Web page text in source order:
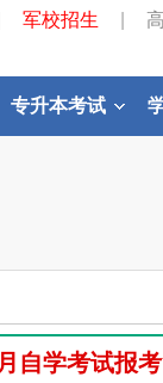
军校招生
专升本考试
自学考试报